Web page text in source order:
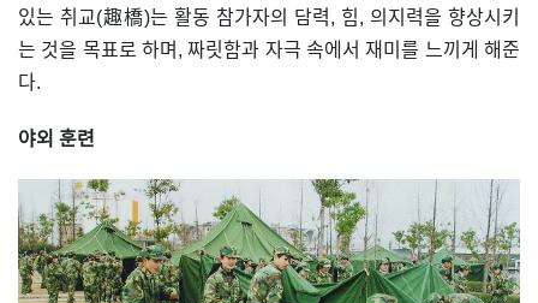
있는 취교(趣橋)는 활동 참가자의 담력, 힘, 의지력을 향상시키
는 것을 목표로 하며, 짜릿함과 자극 속에서 재미를 느끼게 해준
다.
야외 훈련